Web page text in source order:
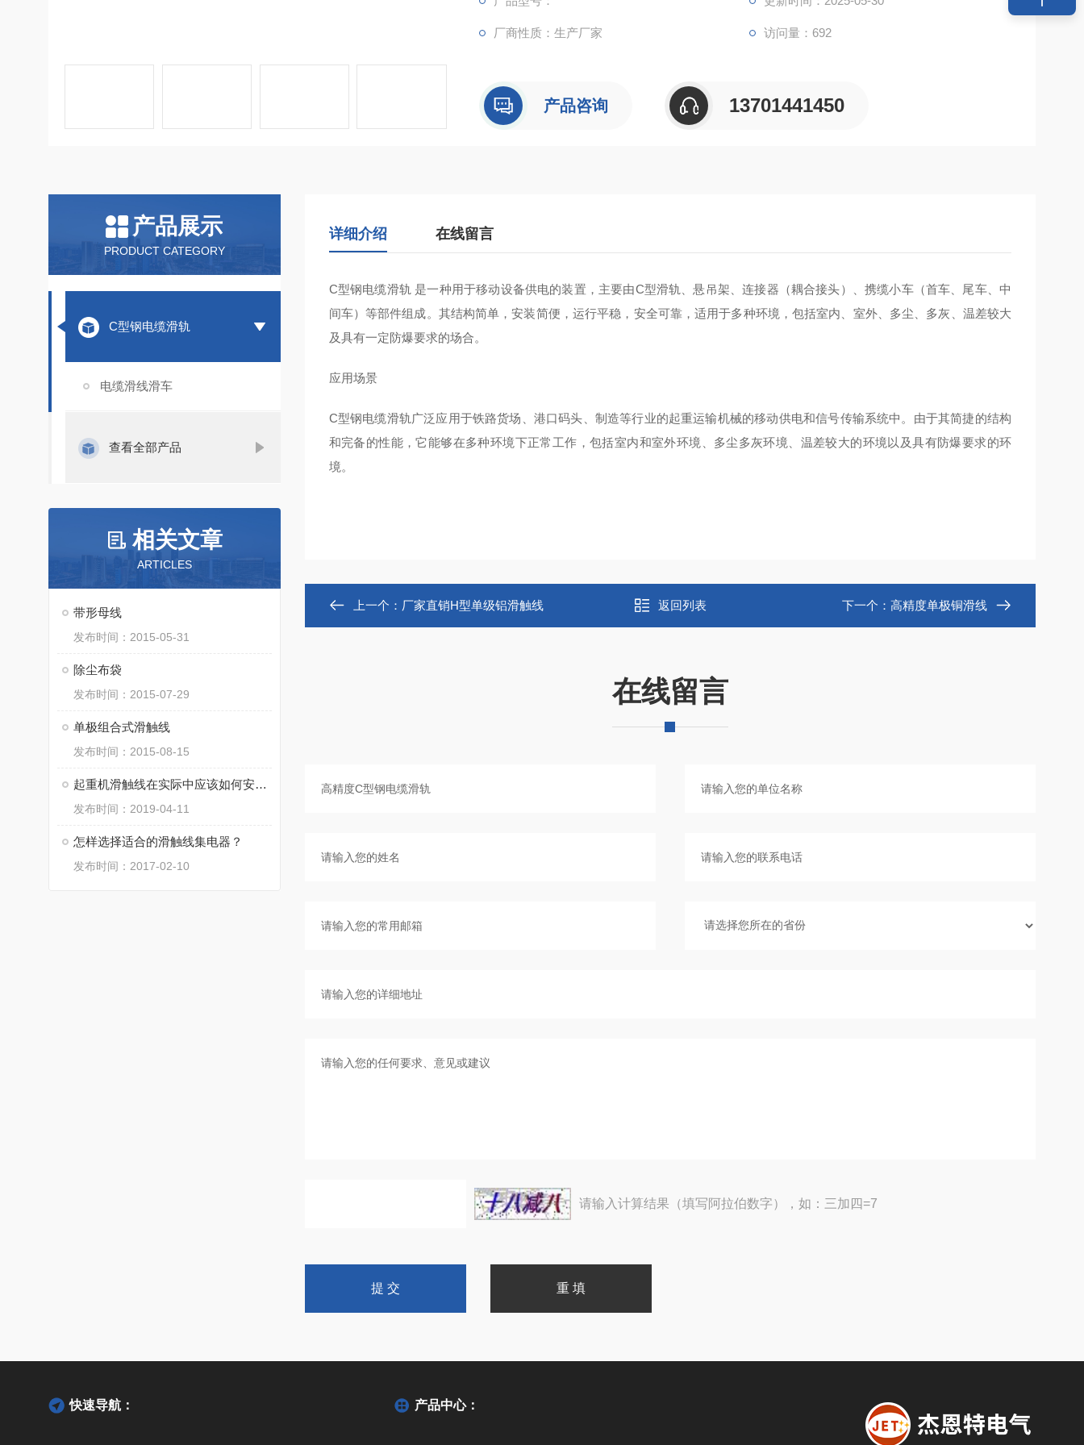
厂商性质：生产厂家 访问量：692
产品咨询 13701441450
产品展示
PRODUCT CATEGORY
C型钢电缆滑轨
电缆滑线滑车
查看全部产品
相关文章
ARTICLES
带形母线
发布时间：2015-05-31
除尘布袋
发布时间：2015-07-29
单极组合式滑触线
发布时间：2015-08-15
起重机滑触线在实际中应该如何安装和保养？
发布时间：2019-04-11
怎样选择适合的滑触线集电器？
发布时间：2017-02-10
详细介绍 在线留言
C型钢电缆滑轨 ‌是一种用于移动设备供电的装置，主要由C型滑轨、悬吊架、连接器（耦合接头）、携缆小车（首车、尾车、中
间车）等部件组成。其结构简单，安装简便，运行平稳，安全可靠，适用于多种环境，包括室内、室外、多尘、多灰、温差较大
及具有一定防爆要求的场合‌。
应用场景
C型钢电缆滑轨广泛应用于铁路货场、港口码头、制造等行业的起重运输机械的移动供电和信号传输系统中。由于其简捷的结构
和完备的性能，它能够在多种环境下正常工作，包括室内和室外环境、多尘多灰环境、温差较大的环境以及具有防爆要求的环
境‌。
上一个： 厂家直销H型单级铝滑触线 返回列表 下一个： 高精度单极铜滑线
在线留言
请输入计算结果（填写阿拉伯数字），如：三加四=7
快速导航： 产品中心：